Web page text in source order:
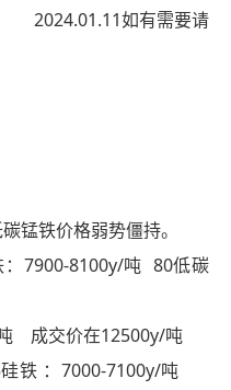
2024.01.11如有需要请
锰铁价格弱势僵持。
7900-8100y/吨 80低碳
成交价在12500y/吨
铁 ：7000-7100y/吨